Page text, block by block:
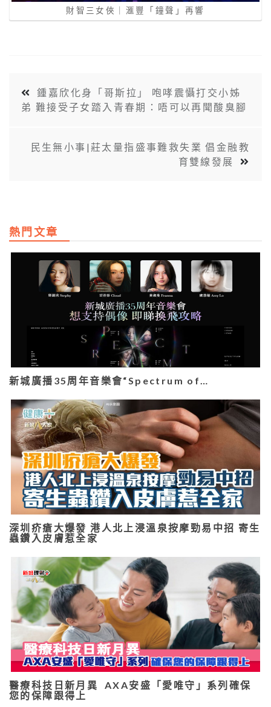
財智三女俠｜滙豐「鐘聲」再響
鍾嘉欣化身「哥斯拉」 咆哮震懾打交小姊
弟 難接受子女踏入青春期：唔可以再聞酸臭腳
民生無小事|莊太量指盛事難救失業 倡金融教
育雙線發展
熱門文章
新城廣播35周年音樂會“Spectrum of…
深圳疥瘡大爆發 港人北上浸溫泉按摩勁易中招 寄生
蟲鑽入皮膚惹全家
醫療科技日新月異 AXA安盛「愛唯守」系列確保
您的保障跟得上